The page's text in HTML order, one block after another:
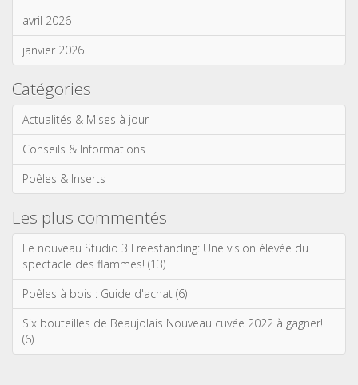
avril 2026
janvier 2026
Catégories
Actualités & Mises à jour
Conseils & Informations
Poêles & Inserts
Les plus commentés
Le nouveau Studio 3 Freestanding: Une vision élevée du
spectacle des flammes! (13)
Poêles à bois : Guide d'achat (6)
Six bouteilles de Beaujolais Nouveau cuvée 2022 à gagner!!
(6)